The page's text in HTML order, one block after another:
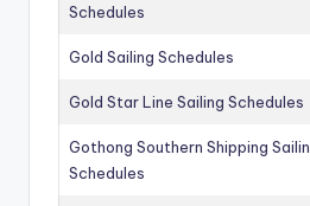
Schedules
Gold Sailing Schedules
Gold Star Line Sailing Schedules
Gothong Southern Shipping
Schedules